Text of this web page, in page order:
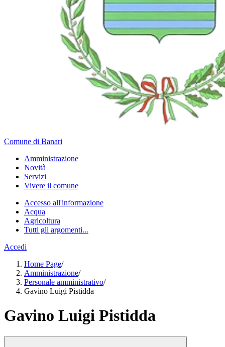
Comune di Banari
Amministrazione
Novità
Servizi
Vivere il comune
Accesso all'informazione
Acqua
Agricoltura
Tutti gli argomenti...
Accedi
Home Page/
Amministrazione/
Personale amministrativo/
Gavino Luigi Pistidda
Gavino Luigi Pistidda